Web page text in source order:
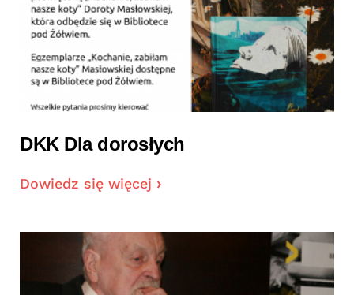
DKK Dla dorosłych
Dowiedz się więcej